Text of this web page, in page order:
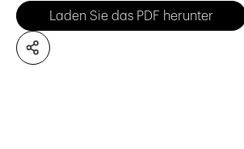
Laden Sie das PDF herunter